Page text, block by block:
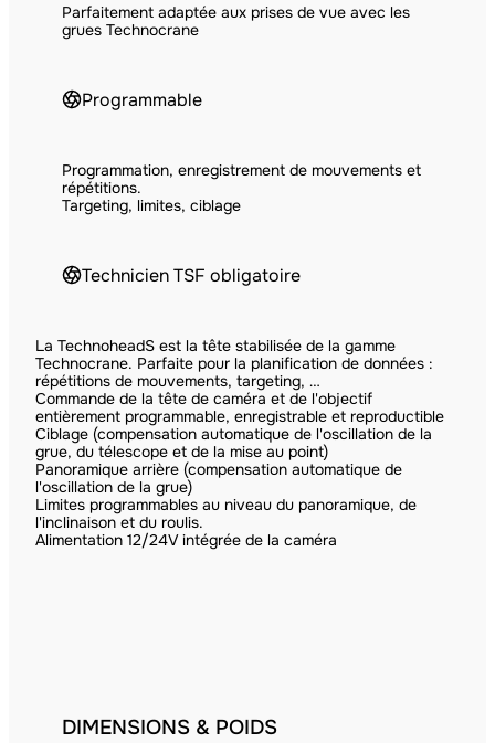
Parfaitement adaptée aux prises de vue avec les
grues Technocrane
Programmable
Programmation, enregistrement de mouvements et
répétitions.
Targeting, limites, ciblage
Technicien TSF obligatoire
La TechnoheadS est la tête stabilisée de la gamme
Technocrane. Parfaite pour la planification de données :
répétitions de mouvements, targeting, …
Commande de la tête de caméra et de l'objectif
entièrement programmable, enregistrable et reproductible
Ciblage (compensation automatique de l'oscillation de la
grue, du télescope et de la mise au point)
Panoramique arrière (compensation automatique de
l'oscillation de la grue)
Limites programmables au niveau du panoramique, de
l'inclinaison et du roulis.
Alimentation 12/24V intégrée de la caméra
DIMENSIONS & POIDS